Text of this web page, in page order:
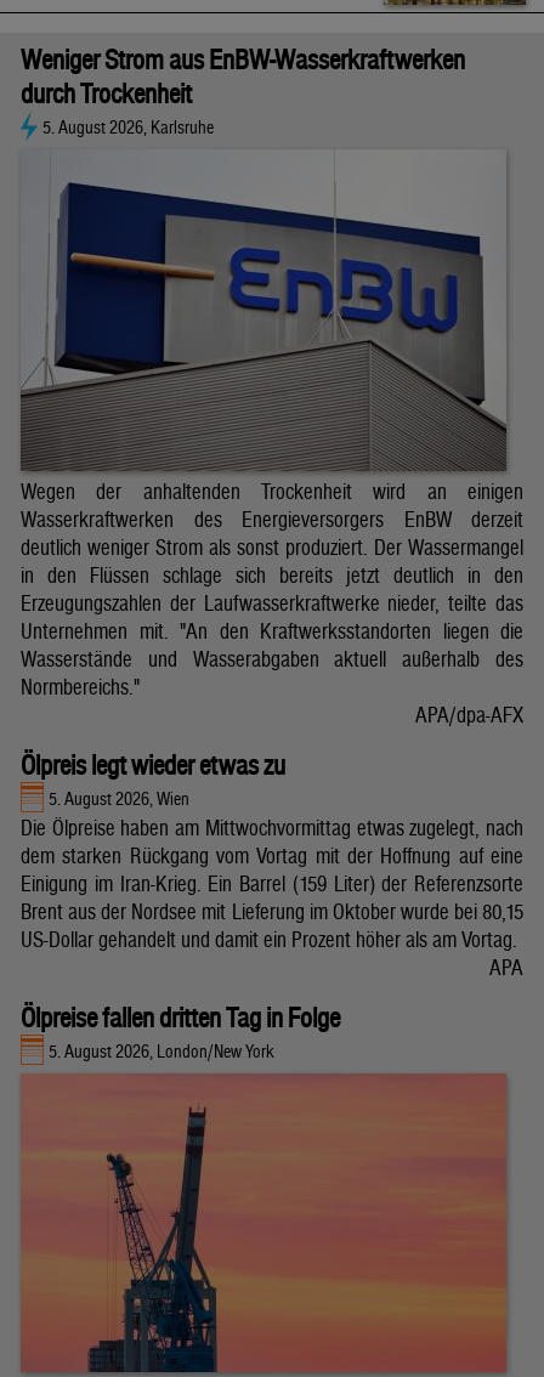
Weniger Strom aus EnBW-Wasserkraftwerken
durch Trockenheit
5. August 2026, Karlsruhe
Wegen der anhaltenden Trockenheit wird an einigen
Wasserkraftwerken des Energieversorgers EnBW derzeit
deutlich weniger Strom als sonst produziert. Der Wassermangel
in den Flüssen schlage sich bereits jetzt deutlich in den
Erzeugungszahlen der Laufwasserkraftwerke nieder, teilte das
Unternehmen mit. "An den Kraftwerksstandorten liegen die
Wasserstände und Wasserabgaben aktuell außerhalb des
Normbereichs."
APA/dpa-AFX
Ölpreis legt wieder etwas zu
5. August 2026, Wien
Die Ölpreise haben am Mittwochvormittag etwas zugelegt, nach
dem starken Rückgang vom Vortag mit der Hoffnung auf eine
Einigung im Iran-Krieg. Ein Barrel (159 Liter) der Referenzsorte
Brent aus der Nordsee mit Lieferung im Oktober wurde bei 80,15
US-Dollar gehandelt und damit ein Prozent höher als am Vortag.
APA
Ölpreise fallen dritten Tag in Folge
5. August 2026, London/New York